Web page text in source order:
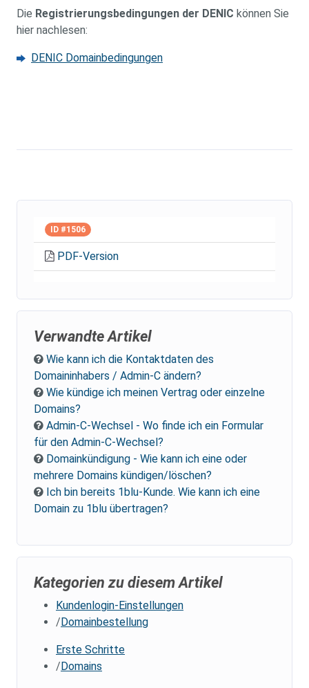
Die Registrierungsbedingungen der DENIC können Sie
hier nachlesen:
DENIC Domainbedingungen
ID #1506
PDF-Version
Verwandte Artikel
Wie kann ich die Kontaktdaten des
Domaininhabers / Admin-C ändern?
Wie kündige ich meinen Vertrag oder einzelne
Domains?
Admin-C-Wechsel - Wo finde ich ein Formular
für den Admin-C-Wechsel?
Domainkündigung - Wie kann ich eine oder
mehrere Domains kündigen/löschen?
Ich bin bereits 1blu-Kunde. Wie kann ich eine
Domain zu 1blu übertragen?
Kategorien zu diesem Artikel
Kundenlogin-Einstellungen
Domainbestellung
Erste Schritte
Domains